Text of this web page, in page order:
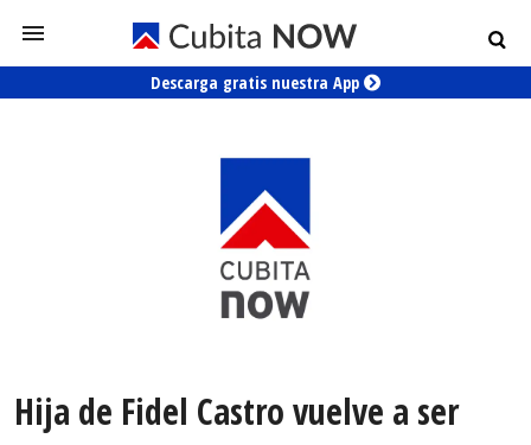
Descarga gratis nuestra App
Hija de Fidel Castro vuelve a ser